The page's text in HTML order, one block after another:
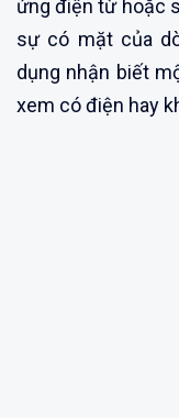
ứng điện từ hoặc
sự có mặt của
dụng nhận biết
xem có điện hay